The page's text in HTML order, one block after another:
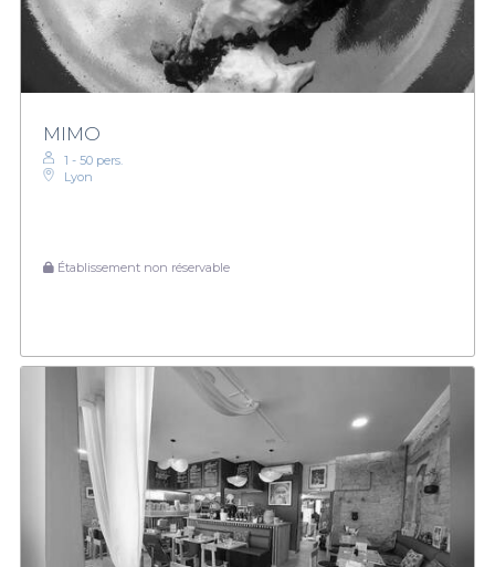
MIMO
1 - 50 pers.
Lyon
Établissement non réservable